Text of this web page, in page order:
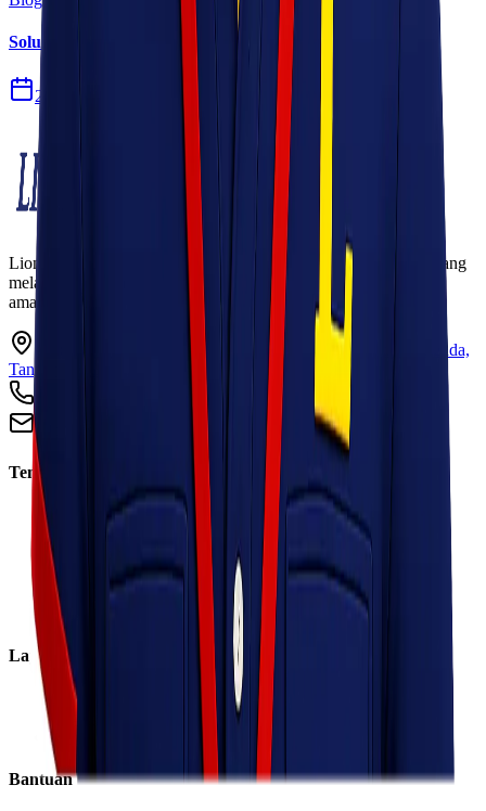
Solusi Logistik untuk Perusahaan Manufaktur
27 Jul 2026
Lionel Express adalah perusahaan jasa pengiriman terpercaya yang
melayani pengiriman barang ke seluruh Indonesia dengan cepat,
aman, dan harga kompetitif.
Ruko Garden Square Blok G No. 11-12 Jurumudi baru, Benda,
Tangerang, Banten 15124
info@lionelexpress.com
Tentang Kami
Tentang Kami
Sosial Perusahaan
Karir
Cabang
Informasi
Layanan
Express
Regular
Eco
Bantuan